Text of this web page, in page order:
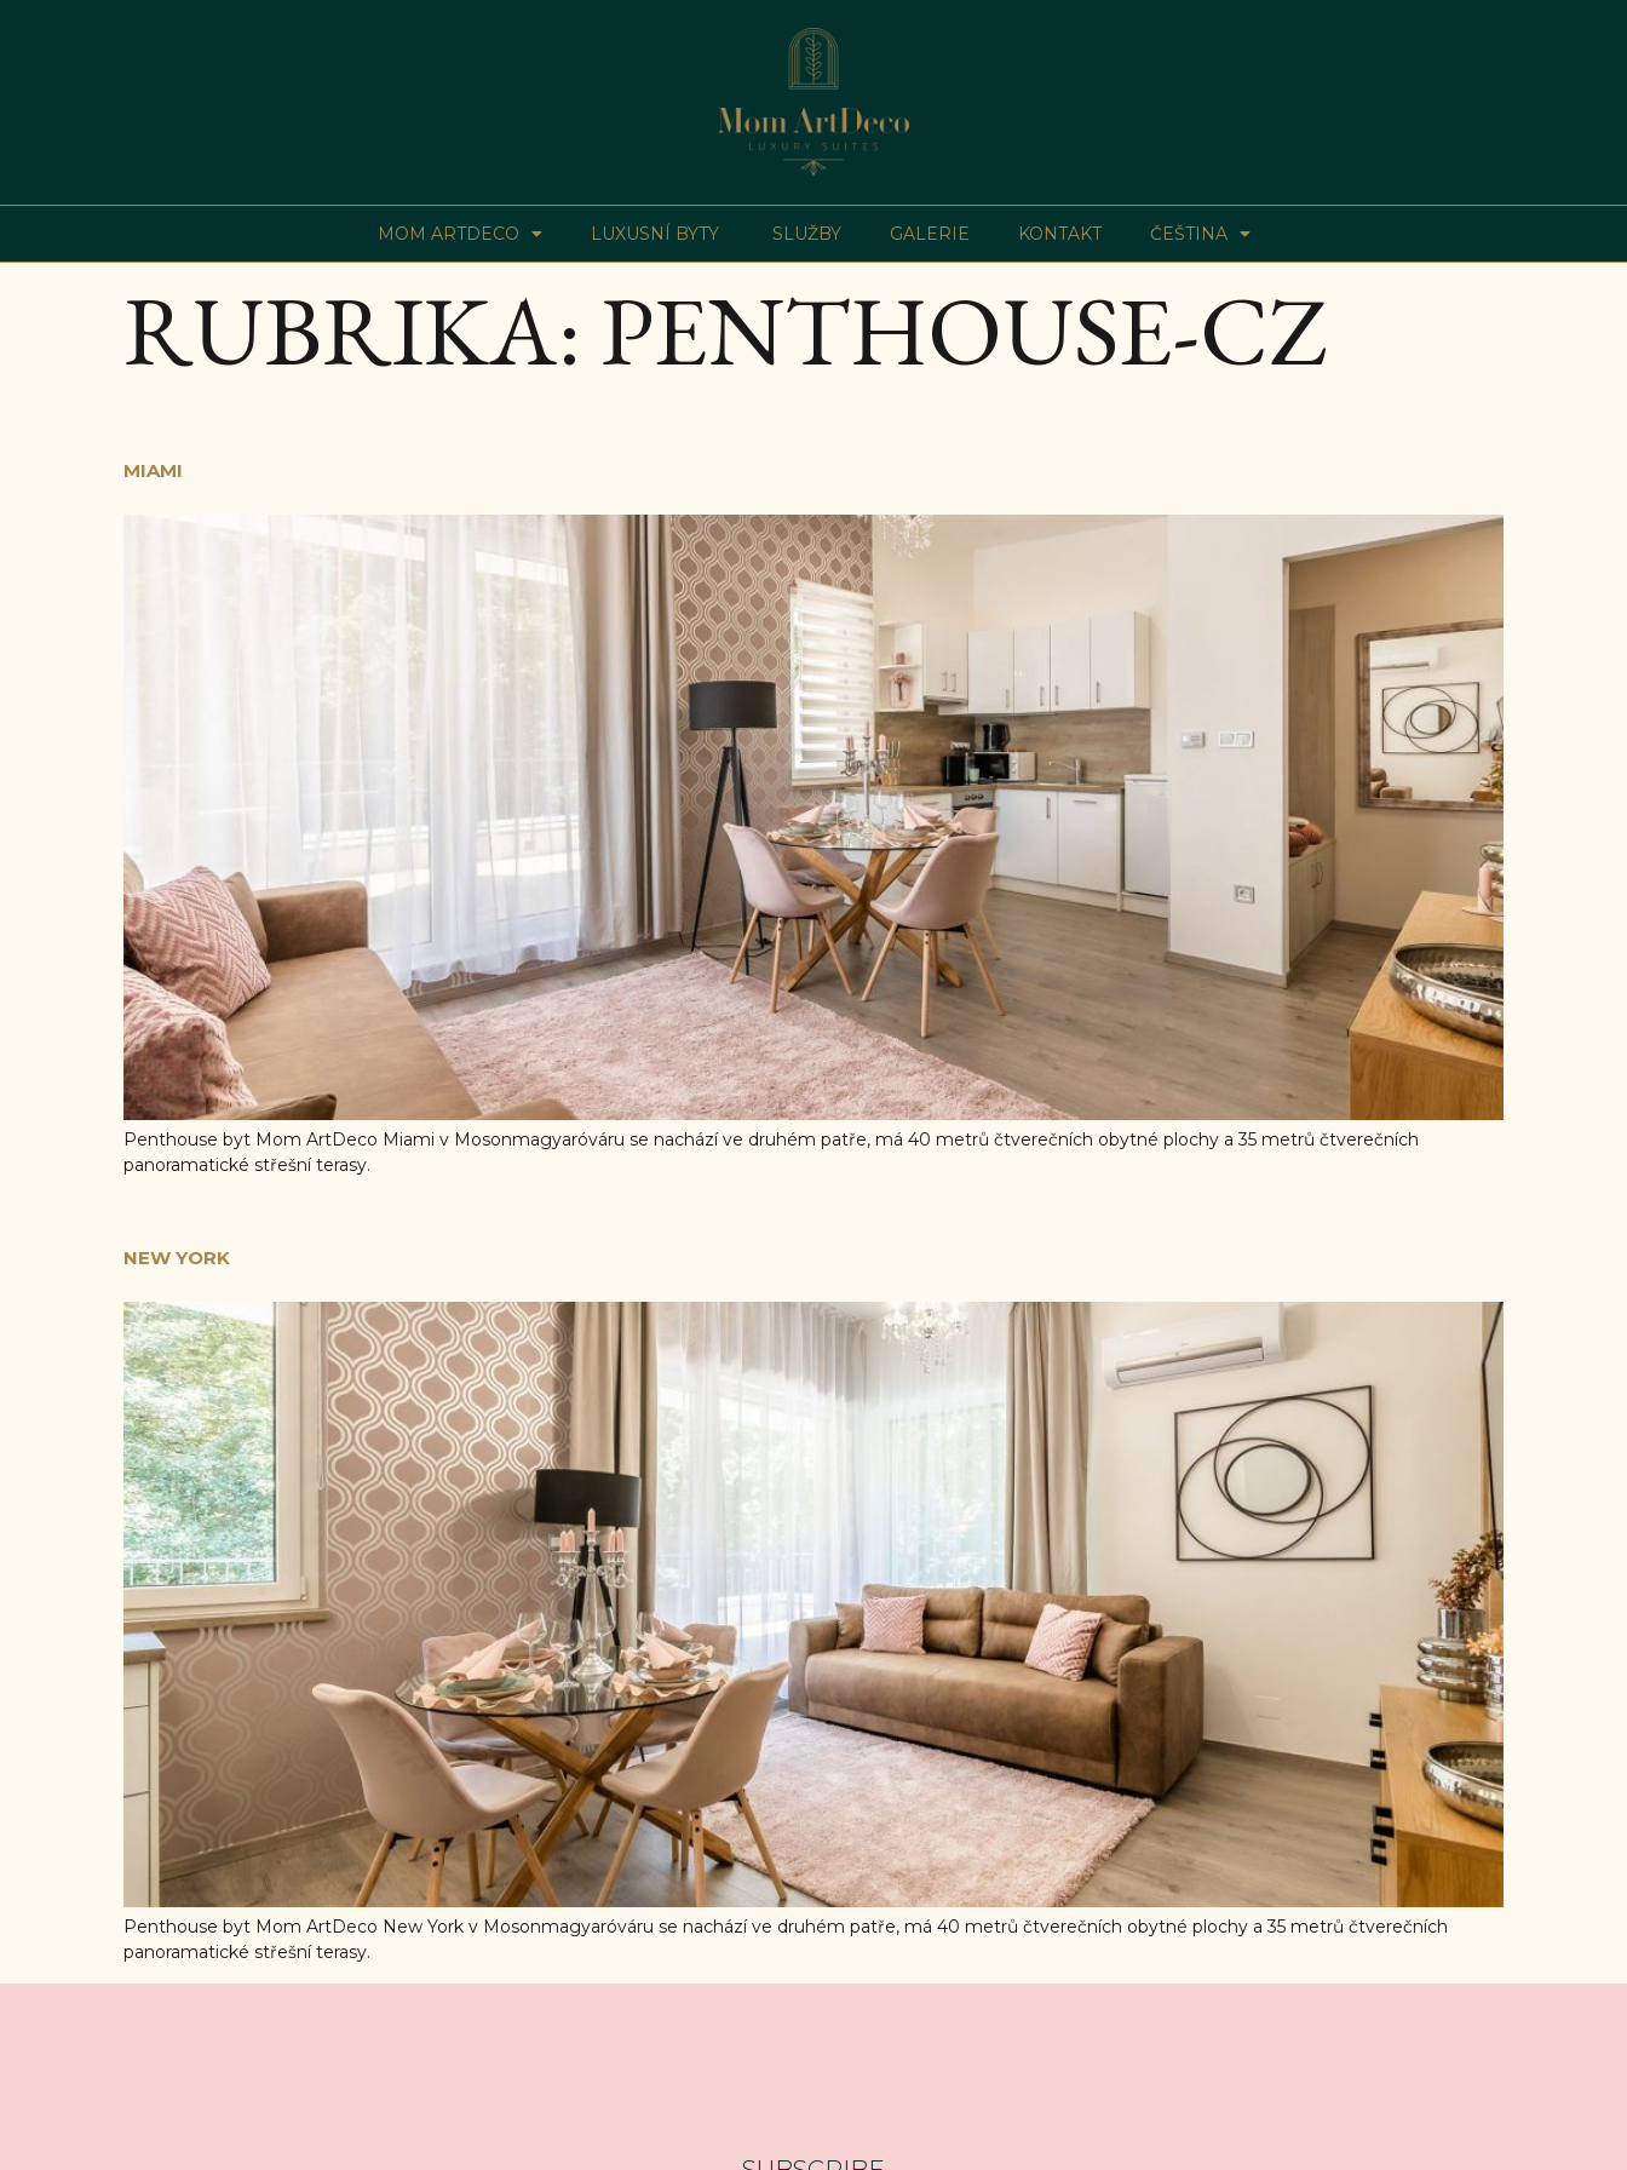
MOM ARTDECO LUXUSNÍ BYTY SLUŽBY GALERIE KONTAKT ČEŠTINA
RUBRIKA: PENTHOUSE-CZ
MIAMI
Penthouse byt Mom ArtDeco Miami v Mosonmagyaróváru se nachází ve druhém patře, má 40 metrů čtverečních obytné plochy a 35 metrů čtverečních
panoramatické střešní terasy.
NEW YORK
Penthouse byt Mom ArtDeco New York v Mosonmagyaróváru se nachází ve druhém patře, má 40 metrů čtverečních obytné plochy a 35 metrů čtverečních
panoramatické střešní terasy.